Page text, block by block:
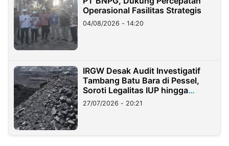
Operasional Fasilitas Strategis
04/08/2026 - 14:20
IRGW Desak Audit Investigatif
Tambang Batu Bara di Pessel,
Soroti Legalitas IUP hingga
Stockpile
27/07/2026 - 20:21